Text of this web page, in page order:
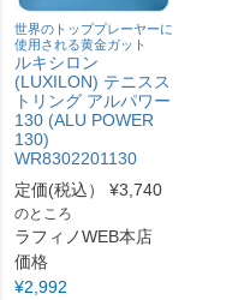
世界のトッププレーヤーに
使用される黄金ガット
ルキシロン
(LUXILON) テニスス
トリング アルパワー
130 (ALU POWER
130)
WR8302201130
定価(税込）
¥3,740
のところ
ラフィノWEB本店
価格
¥2,992